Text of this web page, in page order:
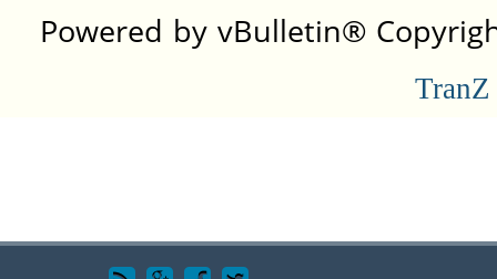
Powered by vBulletin®